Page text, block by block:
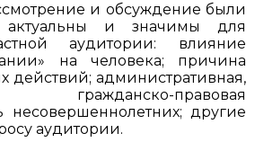
и обсуждение были
актуальны и значимы для
аудитории: влияние
на человека; причина
действий; административная,
гражданско-правовая
несовершеннолетних; другие
аудитории.